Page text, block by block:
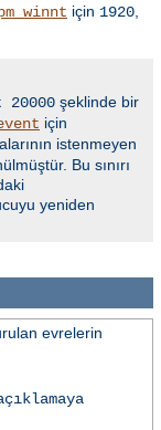
için 1920
20000 şeklinde bir
için
istenmeyen
Bu sınırı
yeniden
evrelerin